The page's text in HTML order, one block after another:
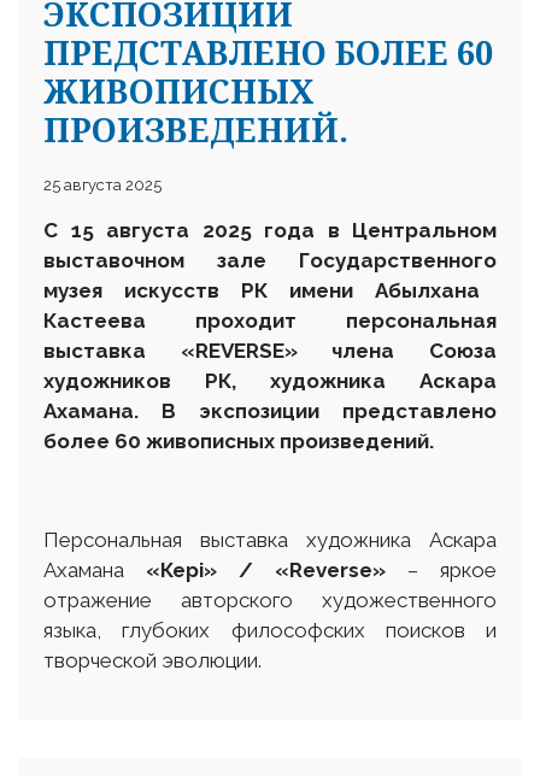
ЭКСПОЗИЦИИ
ПРЕДСТАВЛЕНО БОЛЕЕ 60
ЖИВОПИСНЫХ
ПРОИЗВЕДЕНИЙ.
25 августа 2025
С 15 августа 2025 года в Центральном
выставочном зале Государственного
музея искусств РК имени Абылхана
Кастеева проходит персональная
выставка «REVERSE» члена Союза
художников РК, художника Аскара
Ахамана. В экспозиции представлено
более 60 живописных произведений.
Персональная выставка художника Аскара
Ахамана «Кері» / «Reverse» – яркое
отражение авторского художественного
языка, глубоких философских поисков и
творческой эволюции.